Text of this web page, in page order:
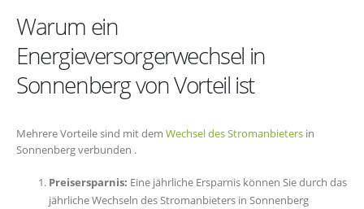
Warum ein
Energieversorgerwechsel in
Sonnenberg von Vorteil ist
Mehrere Vorteile sind mit dem Wechsel des Stromanbieters in
Sonnenberg verbunden .
Preisersparnis: Eine jährliche Ersparnis können Sie durch das
jährliche Wechseln des Stromanbieters in Sonnenberg